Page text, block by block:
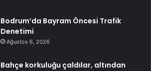
Bodrum’da Bayram Öncesi Trafik
Denetimi
Ağustos 6, 2026
Bahçe korkuluğu çaldılar, altından